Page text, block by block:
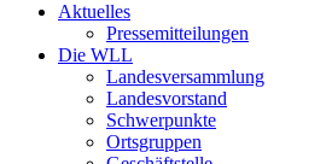
Aktuelles
Pressemitteilungen
Die WLL
Landesversammlung
Landesvorstand
Schwerpunkte
Ortsgruppen